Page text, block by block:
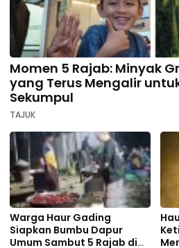
Momen 5 Rajab: Minyak
yang Terus Mengalir
Sekumpul
TAJUK
Warga Haur Gading
Siapkan Bumbu Dapur
Umum Sambut 5 Rajab di